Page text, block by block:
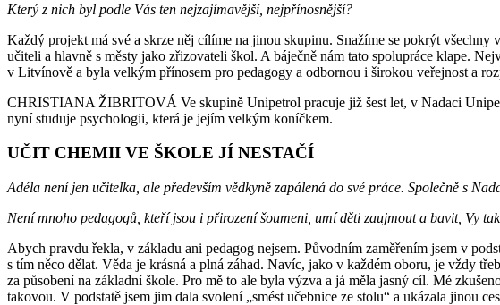
Který z nich byl podle Vás ten nejzajímavější, nejpřínosnější?
Každý projekt má své a skrze něj cílíme na jinou skupinu. Snažíme se pokrýt
učiteli a hlavně s městy jako zřizovateli škol. A báječně nám tato spolupráce klape.
v Litvínově a byla velkým přínosem pro pedagogy a odbornou i širokou veřejnost a
CHRISTIANA ŽIBRITOVÁ Ve skupině Unipetrol pracuje již šest let, v Nadaci
nyní studuje psychologii, která je jejím velkým koníčkem.
UČIT CHEMII VE ŠKOLE JÍ NESTAČÍ
Adéla není jen učitelka, ale především vědkyně zapálená do své práce. Společně s
Není mnoho pedagogů, kteří jsou i přirození šoumeni, umí děti zaujmout a bavit, Vy
Abych pravdu řekla, v základu ani pedagog nejsem. Původním zaměřením jsem v
s tím něco dělat. Věda je krásná a plná záhad. Navíc, jako v každém oboru, je vždy
za působení na základní škole. Pro mě to ale byla výzva a já měla jasný cíl. Mé
takovou. V podstatě jsem jim dala svolení „smést učebnice ze stolu“ a ukázala jinou